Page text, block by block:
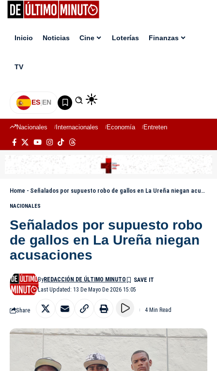
Inicio Noticias Cine Loterías Finanzas
TV
ES|EN
Nacionales Internacionales Economía Entretenimiento
Home - Señalados por supuesto robo de gallos en La Ureña niegan acusaciones
NACIONALES
Señalados por supuesto robo
de gallos en La Ureña niegan
acusaciones
Last Updated: 13 De Mayo De 2026 15:05
ByREDACCIÓN DE ÚLTIMO MINUTO
Share 4 Min Read